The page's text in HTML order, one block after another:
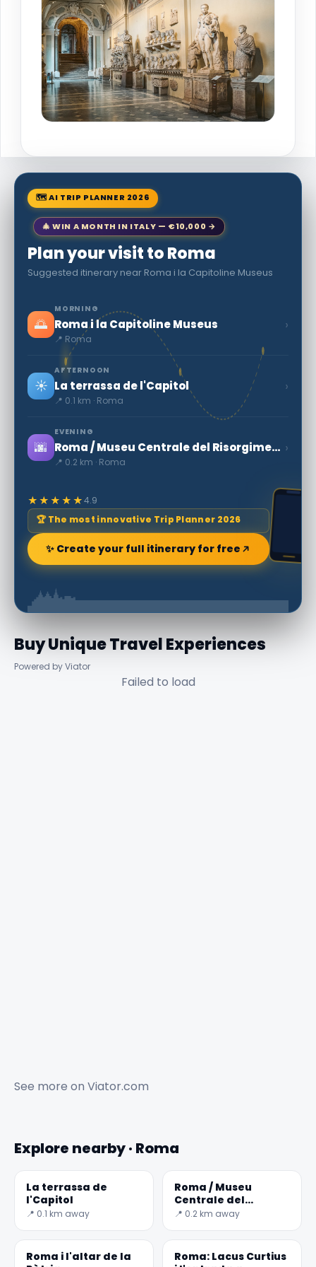
🗺 AI TRIP PLANNER 2026
🎄 WIN A MONTH IN ITALY — €10,000 →
Plan your visit to Roma
Suggested itinerary near Roma i la Capitoline Museus
🌅
MORNING
Roma i la Capitoline Museus
📍 Roma
›
☀️
AFTERNOON
La terrassa de l'Capitol
📍 0.1 km · Roma
›
🌆
EVENING
Roma / Museu Centrale del Risorgimento
📍 0.2 km · Roma
›
★★★★★4.9
🏆 The most innovative Trip Planner 2026
✨ Create your full itinerary for free
Buy Unique Travel Experiences
Powered by Viator
Failed to load
See more on Viator.com
Explore nearby · Roma
La terrassa de
l'Capitol
📍 0.1 km away
Roma / Museu
Centrale del
Risorgimento
📍 0.2 km away
Roma i l'altar de la
Roma: Lacus Curtius